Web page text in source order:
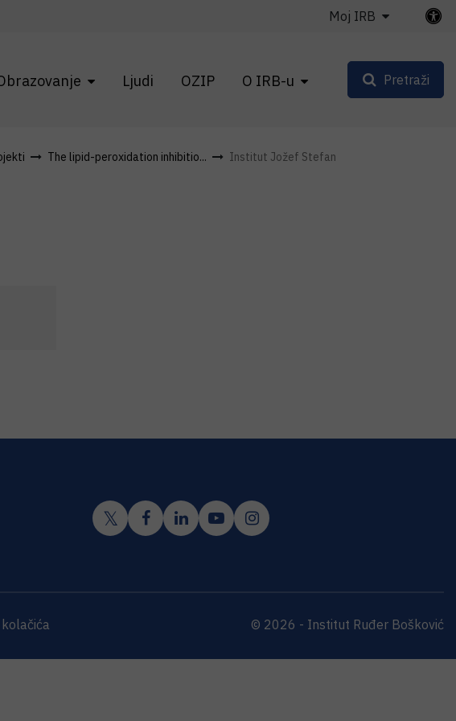
Ljudi OZIP O IRB-u
Moj IRB
Pretraži
The lipid-peroxidation inhibitio... Institut Jožef Stefan
kolačića © 2026 - Institut Ruđer Bošković